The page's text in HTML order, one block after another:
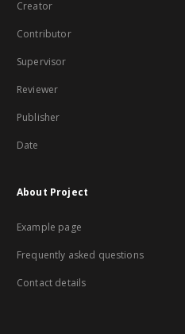
Creator
Contributor
Supervisor
Reviewer
Publisher
Date
About Project
Example page
Frequently asked questions
Contact details